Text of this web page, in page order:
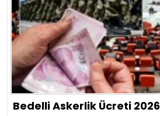
Bedelli Askerlik Ücreti 2026